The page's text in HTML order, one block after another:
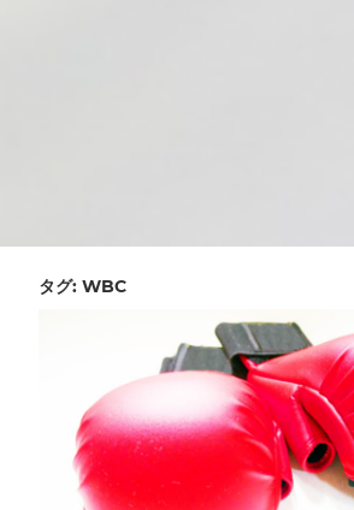
タグ: WBC